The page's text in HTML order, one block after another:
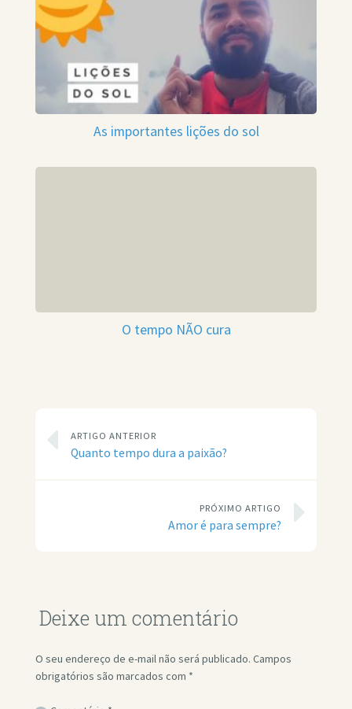
As importantes lições do sol
O tempo NÃO cura
ARTIGO ANTERIOR
Quanto tempo dura a paixão?
PRÓXIMO ARTIGO
Amor é para sempre?
Deixe um comentário
O seu endereço de e-mail não será publicado. Campos
obrigatórios são marcados com *